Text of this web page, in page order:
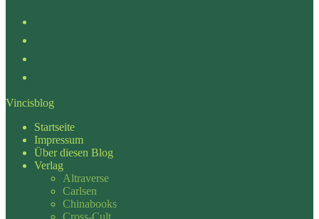
Vincisblog
Startseite
Impressum
Über diesen Blog
Verlag
Altraverse
Carlsen
Chinabooks
Cross-Cult